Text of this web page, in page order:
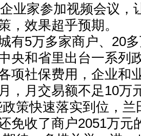
业家参加视频会议，
，效果超乎预期。
5万多家商户、20多
央和省里出台一系列
项社保费用，企业和
，月交易额不足10万
策快速落实到位，兰
免收了商户2051万元